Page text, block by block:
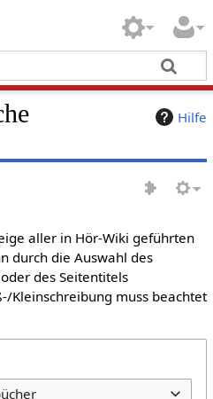
Hilfe
aller in Hör-Wiki geführten
durch die Auswahl des
des Seitentitels
Kleinschreibung muss beachtet